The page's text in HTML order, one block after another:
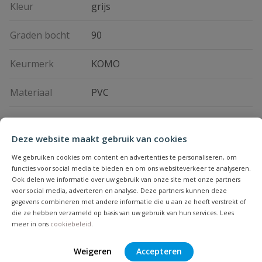
Deze website maakt gebruik van cookies
We gebruiken cookies om content en advertenties te personaliseren, om
functies voor social media te bieden en om ons websiteverkeer te analyseren.
Ook delen we informatie over uw gebruik van onze site met onze partners
voor social media, adverteren en analyse. Deze partners kunnen deze
gegevens combineren met andere informatie die u aan ze heeft verstrekt of
die ze hebben verzameld op basis van uw gebruik van hun services. Lees
meer in ons cookiebeleid.
Weigeren Accepteren
Kleur grijs
Graden bocht 90
Keurmerk KOMO
Materiaal PVC
Merknaam Pipelife
Vraag en antwoord
Geen vragen
Heb je zelf ook een vraag over
dit product?
Beoordelingen
Schrijf zelf een beoordeling
Bijpassende producten